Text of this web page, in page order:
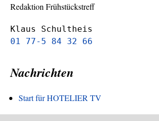
Redaktion Frühstückstreff
Klaus Schultheis
01 77-5 84 32 66
Nachrichten
Start für HOTELIER TV